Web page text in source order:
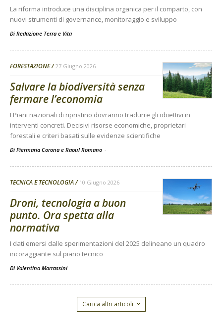
La riforma introduce una disciplina organica per il comparto, con
nuovi strumenti di governance, monitoraggio e sviluppo
Di Redazione Terra e Vita
FORESTAZIONE 27 Giugno 2026
Salvare la biodiversità senza
fermare l’economia
I Piani nazionali di ripristino dovranno tradurre gli obiettivi in
interventi concreti. Decisivi risorse economiche, proprietari
forestali e criteri basati sulle evidenze scientifiche
Di Piermaria Corona e Raoul Romano -
TECNICA E TECNOLOGIA 10 Giugno 2026
Droni, tecnologia a buon
punto. Ora spetta alla
normativa
I dati emersi dalle sperimentazioni del 2025 delineano un quadro
incoraggiante sul piano tecnico
Di Valentina Marrassini
Carica altri articoli